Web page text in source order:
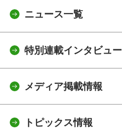
ニュース一覧
特別連載インタビュー
メディア掲載情報
トピックス情報